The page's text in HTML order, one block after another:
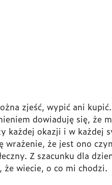
zjeść, wypić ani
dowiaduję się, że
każdej okazji i w każdej
że jest ono
Z szacunku dla
wiecie, o co mi chodzi.